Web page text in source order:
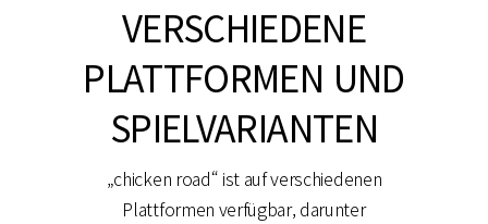
VERSCHIEDENE
PLATTFORMEN UND
SPIELVARIANTEN
„chicken road“ ist auf verschiedenen
Plattformen verfügbar, darunter